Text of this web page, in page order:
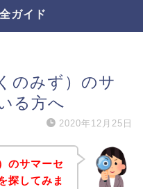
ガイド
のみず）のサ
る方へ
2020年12月25日
のサマーセ
探してみま